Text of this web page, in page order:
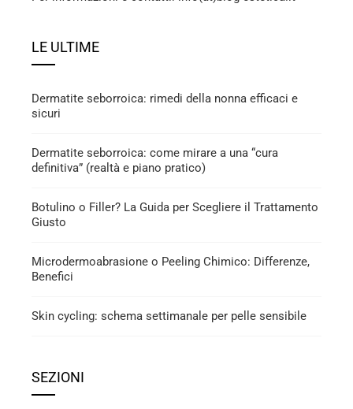
LE ULTIME
Dermatite seborroica: rimedi della nonna efficaci e
sicuri
Dermatite seborroica: come mirare a una “cura
definitiva” (realtà e piano pratico)
Botulino o Filler? La Guida per Scegliere il Trattamento
Giusto
Microdermoabrasione o Peeling Chimico: Differenze,
Benefici
Skin cycling: schema settimanale per pelle sensibile
SEZIONI